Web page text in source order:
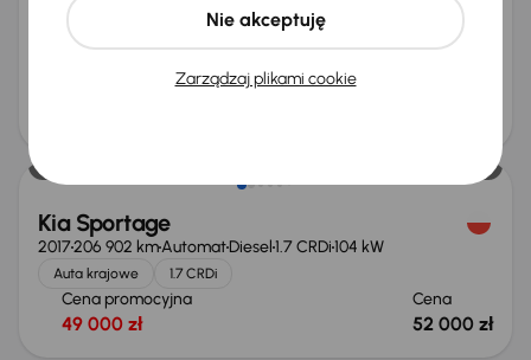
Škoda Octavia
2020177 895 km
Cena promocyjna
Kia Sportage
2017206 902 kmAutomatDiesel1.7 CRDi104 kW
Auta krajowe 1.7 CRDi
Cena promocyjna
49 000 zł
Cena
52 000 zł
Taniej o 1 000 zł
Zarządzaj plikami cookie
Nie akceptuję